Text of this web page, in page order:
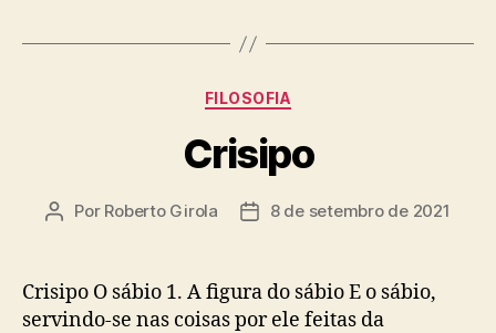
Categorias
FILOSOFIA
Crisipo
Autor
Por Roberto Girola
Data8 de setembro de 2021
Crisipo O sábio 1. A figura do sábio E o sábio,
servindo-se nas coisas por ele feitas da